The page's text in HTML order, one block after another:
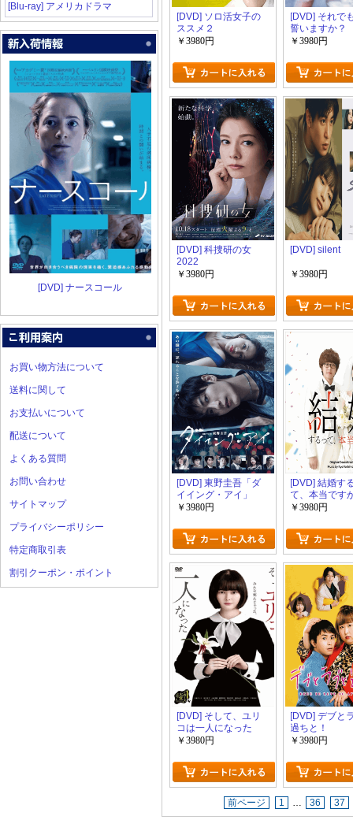
[Blu-ray] アメリカドラマ
[DVD] ナースコール
お買い物方法について
送料に関して
お支払いについて
配送について
よくある質問
お問い合わせ
サイトマップ
プライバシーポリシー
特定商取引表
割引クーポン・ポイント
[DVD] ソロ活女子の
ススメ２
￥3980円
[DVD] それで
誓いますか？
￥3980円
[DVD] 科捜研の女
2022
￥3980円
[DVD] silent
￥3980円
[DVD] 東野圭吾「ダ
イイング・アイ」
￥3980円
[DVD] 結婚す
て、本当です
￥3980円
[DVD] そして、ユリ
コは一人になった
￥3980円
[DVD] デブと
過ちと！
￥3980円
前ページ 1 … 36 37